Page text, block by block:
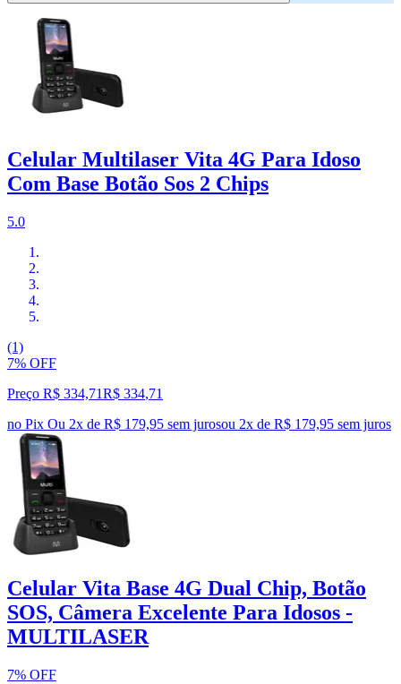
Celular Multilaser Vita 4G Para Idoso
Com Base Botão Sos 2 Chips
5.0
(1)
7% OFF
Preço R$ 334,71R$ 334,71
no Pix Ou 2x de R$ 179,95 sem jurosou 2x de R$ 179,95 sem juros
Celular Vita Base 4G Dual Chip, Botão
SOS, Câmera Excelente Para Idosos -
MULTILASER
7% OFF